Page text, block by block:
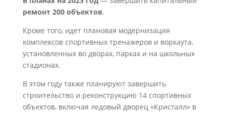
ремонт 200 объектов.
Кроме того, идет плановая модернизация
комплексов спортивных тренажеров и воркаута,
установленных во дворах, парках и на школьных
стадионах.
В этом году также планируют завершить
строительство и реконструкцию 14 спортивных
объектов, включая ледовый дворец «Кристалл» в